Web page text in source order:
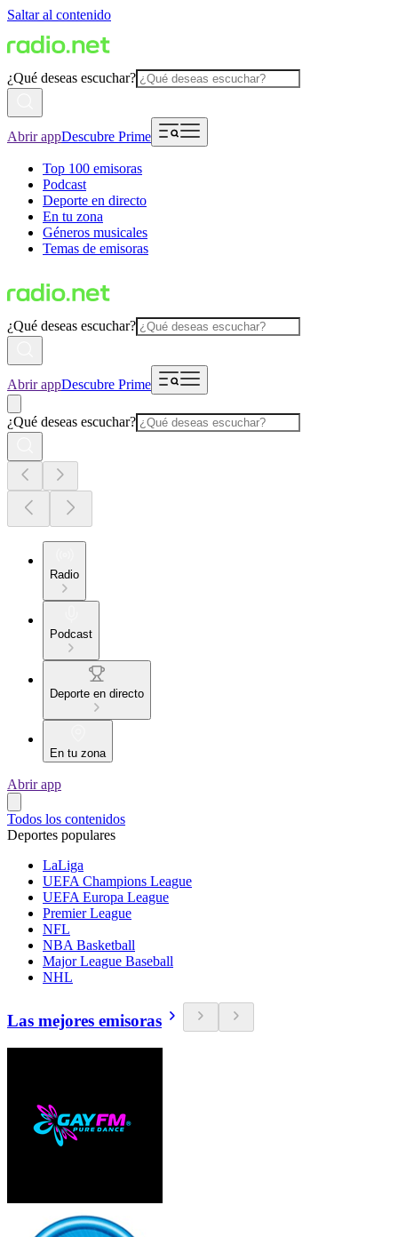
Saltar al contenido
¿Qué deseas escuchar?
Abrir appDescubre Prime
Top 100 emisoras
Podcast
Deporte en directo
En tu zona
Géneros musicales
Temas de emisoras
¿Qué deseas escuchar?
Abrir appDescubre Prime
¿Qué deseas escuchar?
Radio
Podcast
Deporte en directo
En tu zona
Abrir app
Todos los contenidos
Deportes populares
LaLiga
UEFA Champions League
UEFA Europa League
Premier League
NFL
NBA Basketball
Major League Baseball
NHL
Las mejores emisoras